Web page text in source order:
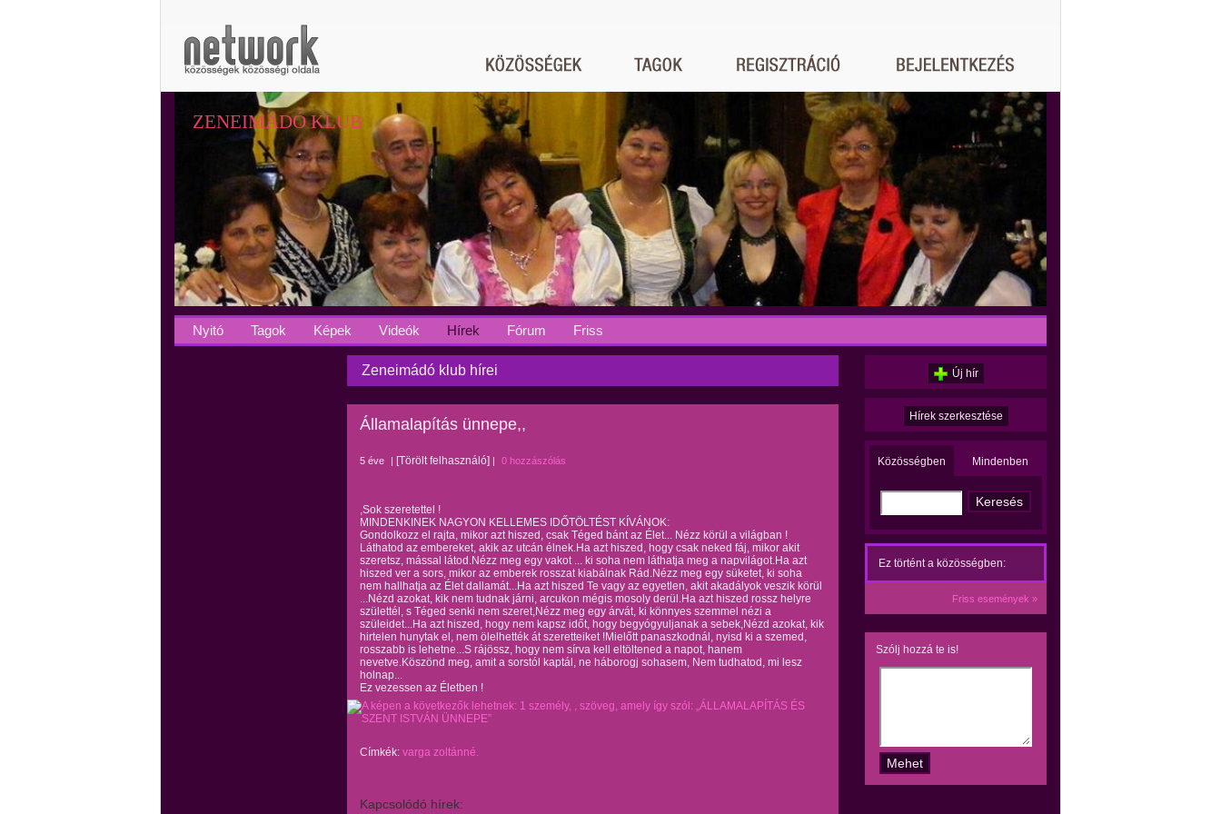
ZENEIMÁDÓ KLUB
Nyitó Tagok Képek Videók Hírek Fórum Friss
Zeneimádó klub hírei
Államalapítás ünnepe,,
5 éve | [Törölt felhasználó] | 0 hozzászólás
,Sok szeretettel !
MINDENKINEK NAGYON KELLEMES IDŐTÖLTÉST KÍVÁNOK:
Gondolkozz el rajta, mikor azt hiszed, csak Téged bánt az Élet... Nézz körül a világban !
Láthatod az embereket, akik az utcán élnek.Ha azt hiszed, hogy csak neked fáj, mikor akit
szeretsz, mással látod.Nézz meg egy vakot ... ki soha nem láthatja meg a napvilágot.Ha azt
hiszed ver a sors, mikor az emberek rosszat kiabálnak Rád.Nézz meg egy süketet, ki soha
nem hallhatja az Élet dallamát...Ha azt hiszed Te vagy az egyetlen, akit akadályok veszik körül
...Nézd azokat, kik nem tudnak járni, arcukon mégis mosoly derül.Ha azt hiszed rossz helyre
születtél, s Téged senki nem szeret,Nézz meg egy árvát, ki könnyes szemmel nézi a
szüleidet...Ha azt hiszed, hogy nem kapsz időt, hogy begyógyuljanak a sebek,Nézd azokat, kik
hirtelen hunytak el, nem ölelhették át szeretteiket !Mielőtt panaszkodnál, nyisd ki a szemed,
rosszabb is lehetne...S rájössz, hogy nem sírva kell eltöltened a napot, hanem
nevetve.Köszönd meg, amit a sorstól kaptál, ne háborogj sohasem, Nem tudhatod, mi lesz
holnap...
Ez vezessen az Életben !
Címkék: varga zoltánné.
Kapcsolódó hírek:
Új hír
Hírek szerkesztése
Közösségben Mindenben
Ez történt a közösségben:
Friss események »
Szólj hozzá te is!